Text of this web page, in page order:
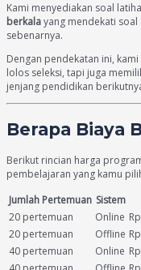
Kami menyediakan soal
berkalayang mendekati
sebenarnya.
Dengan pendekatan ini,
lolos seleksi, tapi juga
jenjang pendidikan
Berapa Biaya
Berikut rincian harga
pembelajaran yang kamu
Jumlah Pertemuan Sistem
20 pertemuan
Online
20 pertemuan
Offline
40 pertemuan
Online